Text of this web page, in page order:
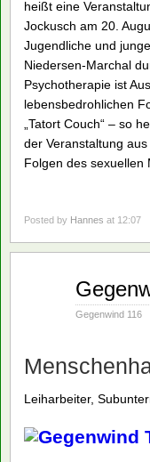
heißt eine
Jockusch am 20.
Jugendliche und
Niedersen-Marchal
Psychotherapie ist
lebensbedrohlichen
„Tatort Couch“ – so
der Veranstaltung
Folgen des
Posted by Hannes at 12:07
Gegenwind 116
Leiharbeiter,